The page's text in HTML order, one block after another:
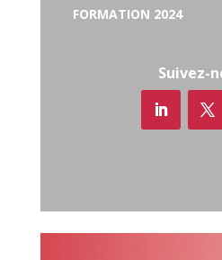
FORMATION 2024
Suivez-